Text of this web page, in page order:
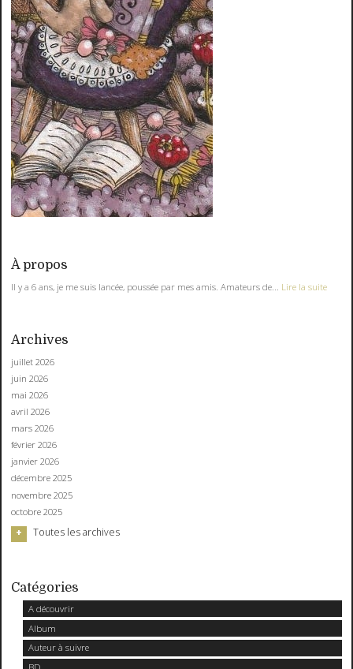
À propos
Il y a 6 ans, je me suis lancée, poussée par mes amis. Amateurs de... Lire la suite
Archives
juillet 2026
juin 2026
mai 2026
avril 2026
mars 2026
février 2026
janvier 2026
décembre 2025
novembre 2025
octobre 2025
Toutes les archives
Catégories
A découvrir
Album
Auteur à suivre